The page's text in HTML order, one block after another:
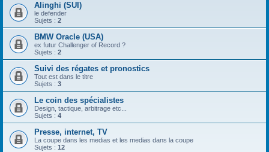
Alinghi (SUI)
le defender
Sujets : 2
BMW Oracle (USA)
ex futur Challenger of Record ?
Sujets : 2
Suivi des régates et pronostics
Tout est dans le titre
Sujets : 3
Le coin des spécialistes
Design, tactique, arbitrage etc...
Sujets : 4
Presse, internet, TV
La coupe dans les medias et les medias dans la coupe
Sujets : 12